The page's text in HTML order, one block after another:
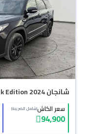
شانجان CS95 Black Edition 2024 دبل
سعر الكاش(شامل الضريبة)
94,900